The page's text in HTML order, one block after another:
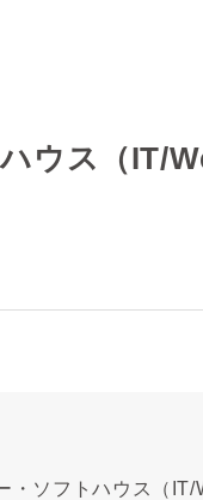
ウス（IT/
・ソフトハウス（IT/